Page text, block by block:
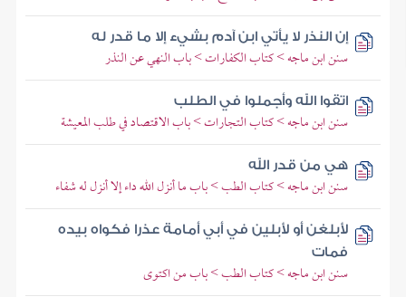
إن النذر لا يأتي ابن آدم بشيء إلا ما قدر له
سنن ابن ماجه > كتاب الكفارات > باب النهي عن النذر
اتقوا الله وأجملوا في الطلب
سنن ابن ماجه > كتاب التجارات > باب الاقتصاد في طلب المعيشة
هي من قدر الله
سنن ابن ماجه > كتاب الطب > باب ما أنزل الله داء إلا أنزل له شفاء
لأبلغن أو لأبلين في أبي أمامة عذرا فكواه بيده
فمات
سنن ابن ماجه > كتاب الطب > باب من اكتوى